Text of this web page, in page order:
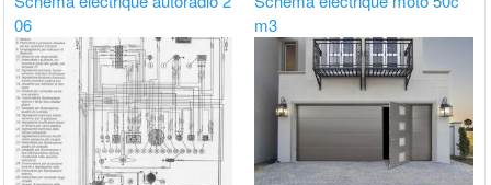
06
m3